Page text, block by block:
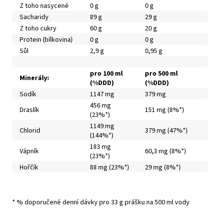
Z toho nasycené
0 g
0 g
Sacharidy
89 g
29 g
Z toho cukry
60 g
20 g
Protein (bílkovina)
0 g
0 g
Sůl
2,9 g 0,95 g
Minerály:
pro 100 ml
(%DDD)
pro 500 ml
(%DDD)
Sodík
1147 mg
379 mg
Draslík
456 mg
(23%*)
151 mg (8%*)
Chlorid
1149 mg
(144%*)
379 mg (47%*)
Vápník
183 mg
(23%*)
60,3 mg (8%*)
Hořčík
88 mg (23%*) 29 mg (8%*)
* % doporučené denní dávky pro 33 g prášku na 500 ml vody